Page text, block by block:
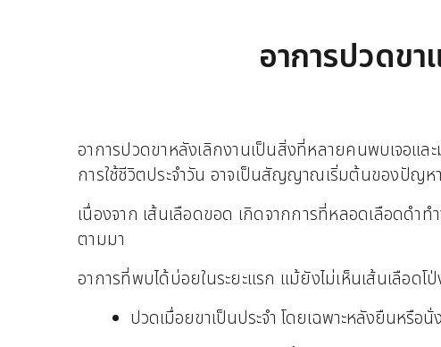
อาการปวดข
อาการปวดขาหลังเลิกงานเป็นสิ่งที่หลายคนพบเจอแ
การใช้ชีวิตประจำวัน อาจเป็นสัญญาณเริ่มต้นของปัญห
เนื่องจาก เส้นเลือดขอด เกิดจากการที่หลอดเลือดดำ
ตามมา
อาการที่พบได้บ่อยในระยะแรก แม้ยังไม่เห็นเส้นเลือด
ปวดเมื่อยขาเป็นประจำ โดยเฉพาะหลังยืนหรือนั่